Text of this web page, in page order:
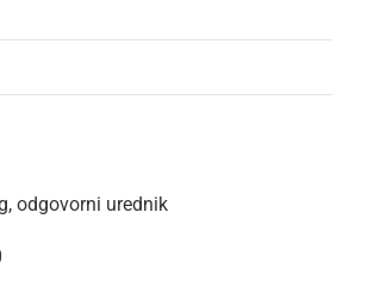
odgovorni urednik
sreča in kabala